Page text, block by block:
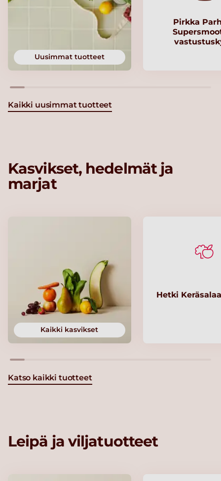
Uusimmat tuotteet
Pirkka
Kaikki uusimmat tuotteet
Kasvikset, hedelmät ja
marjat
Kaikki kasvikset
Hetki
Katso kaikki tuotteet
Leipä ja viljatuotteet